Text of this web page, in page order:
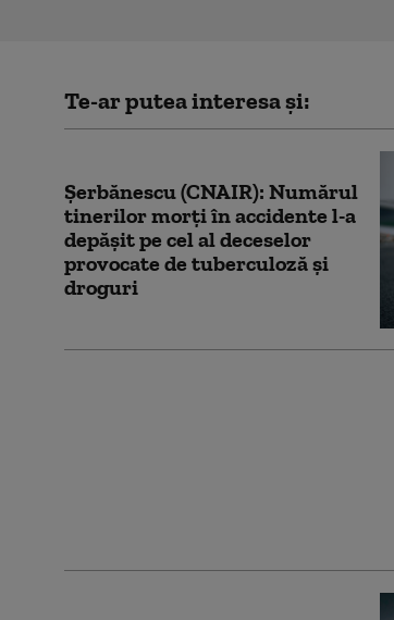
Te-ar putea interesa și:
Şerbănescu (CNAIR): Numărul
tinerilor morţi în accidente l-a
depăşit pe cel al deceselor
provocate de tuberculoză şi
droguri